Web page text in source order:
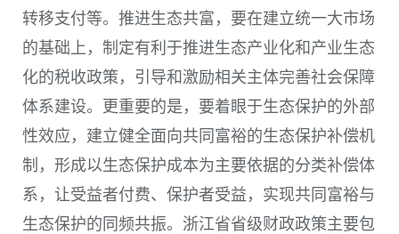
转移支付等。推进生态共富，要在建立统一大市场
的基础上，制定有利于推进生态产业化和产业生态
化的税收政策，引导和激励相关主体完善社会保障
体系建设。更重要的是，要着眼于生态保护的外部
性效应，建立健全面向共同富裕的生态保护补偿机
制，形成以生态保护成本为主要依据的分类补偿体
系，让受益者付费、保护者受益，实现共同富裕与
生态保护的同频共振。浙江省省级财政政策主要包